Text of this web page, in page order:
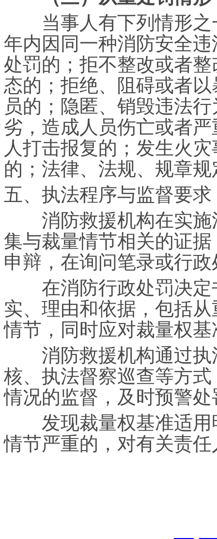
当事人有下列情形之
年内因同一种消防安全
处罚的；拒不整改或者
态的；拒绝、阻碍或者
员的；隐匿、销毁违法
劣，造成人员伤亡或者
人打击报复的；发生火
的；法律、法规、规章
五、执法程序与监督要求
消防救援机构在实施
集与裁量情节相关的证
申辩，在询问笔录或行
在消防行政处罚决定
实、理由和依据，包括
情节，同时应对裁量权
消防救援机构通过执
核、执法督察巡查等方
情况的监督，及时预警
发现裁量权基准适用
情节严重的，对有关责